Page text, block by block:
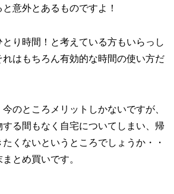
意外とあるものですよ！
り時間！と考えている方もいらっし
れはもちろん有効的な時間の使い方だ
のところメリットしかないですが、
する間もなく自宅についてしまい、帰
くないというところでしょうか・・
とめ買いです。